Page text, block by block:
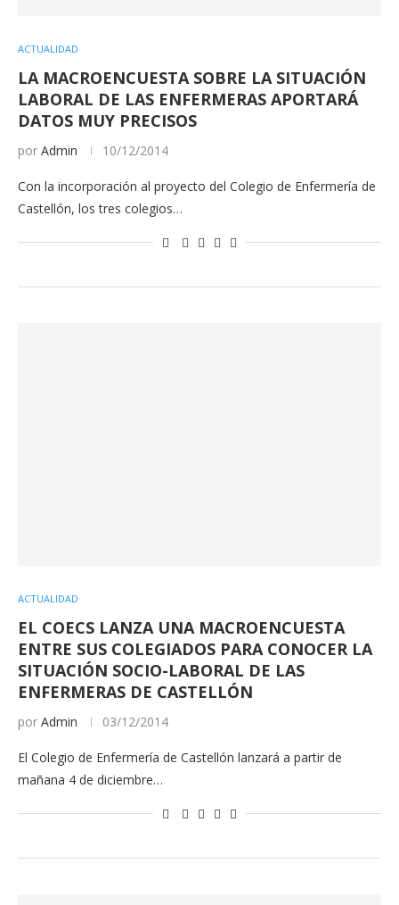
ACTUALIDAD
LA MACROENCUESTA SOBRE LA SITUACIÓN
LABORAL DE LAS ENFERMERAS APORTARÁ
DATOS MUY PRECISOS
por Admin 10/12/2014
Con la incorporación al proyecto del Colegio de Enfermería de
Castellón, los tres colegios…
ACTUALIDAD
EL COECS LANZA UNA MACROENCUESTA
ENTRE SUS COLEGIADOS PARA CONOCER LA
SITUACIÓN SOCIO-LABORAL DE LAS
ENFERMERAS DE CASTELLÓN
por Admin 03/12/2014
El Colegio de Enfermería de Castellón lanzará a partir de
mañana 4 de diciembre…